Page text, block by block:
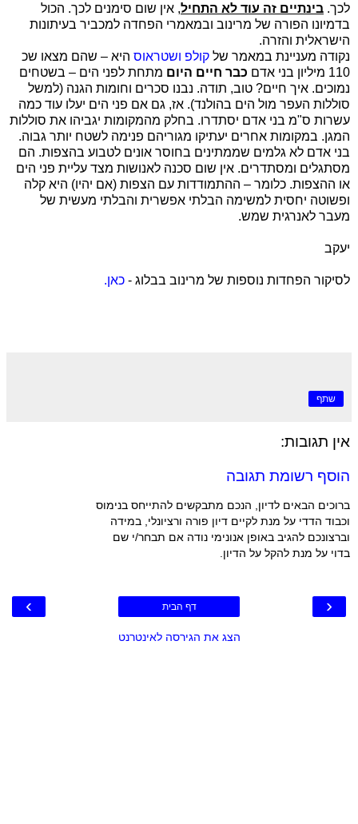
לכך. בינתיים זה עוד לא התחיל, אין שום סימנים לכך. הכול
בדמיונו הפורה של מרינוב ובמאמרי הפחדה למכביר בעיתונות
הישראלית והזרה.
נקודה מעניינת במאמר של קולפ ושטראוס היא – שהם מצאו שכ
110 מיליון בני אדם
כבר חיים היום מתחת לפני הים – בשטחים
נמוכים. איך חיים? טוב, תודה. נבנו סכרים וחומות הגנה (למשל
סוללות העפר מול הים בהולנד). אז, גם אם פני הים יעלו עוד כמה
עשרות ס"מ בני אדם יסתדרו. בחלק מהמקומות יגביהו את סוללות
המגן. במקומות אחרים יעתיקו מגוריהם פנימה לשטח יותר גבוה.
בני אדם לא גלמים שממתינים בחוסר אונים לטבוע בהצפות. הם
מסתגלים ומסתדרים. אין שום סכנה לאנושות מצד עליית פני הים
או ההצפות. כלומר – ההתמודדות עם הצפות (אם יהיו) היא קלה
ופשוטה יחסית למשימה הבלתי אפשרית והבלתי מעשית של
מעבר לאנרגית שמש.
יעקב
לסיקור הפחדות נוספות של מרינוב בבלוג - כאן.
שתף
אין תגובות:
הוסף רשומת תגובה
ברוכים הבאים לדיון, הנכם מתבקשים להתייחס בנימוס
וכבוד הדדי על מנת לקיים דיון פורה ורציונלי, במידה
וברצונכם להגיב באופן אנונימי נודה אם תבחר/י שם
בדוי על מנת להקל על הדיון.
‹
› דף הבית
הצג את הגירסה לאינטרנט